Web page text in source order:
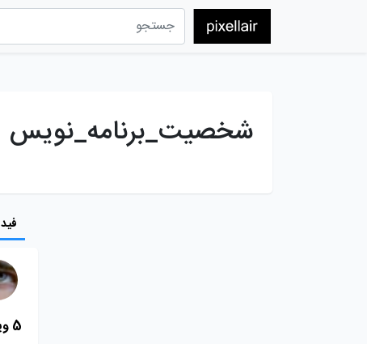
شخصیت_برنامه_نویس
فید
5 ویژگی شخصیتی مهم برای استخدام یک برنامه نویس وب عالی